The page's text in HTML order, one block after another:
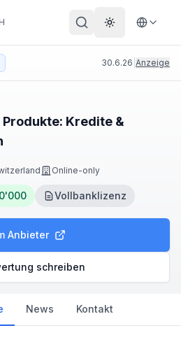
Theme
30.6.26 Anzeige
Produkte: Kredite &
Online-only
Vollbanklizenz
Anbieter
schreiben
News Kontakt